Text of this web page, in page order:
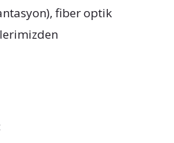
fiber optik